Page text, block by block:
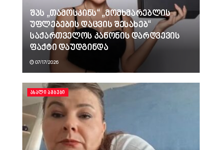
შპს „თამოსკინს“ „მომხმარებლის
უფლებების დაცვის შესახებ“
საქართველოს კანონის დარღვევის
ფაქტი დაუდგინდა
07/17/2026
ᲐᲮᲐᲚᲘ ᲐᲛᲑᲔᲑᲘ